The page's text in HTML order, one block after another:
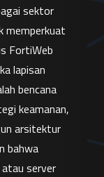
sektor
memperkuat
FortiWeb
lapisan
bencana
keamanan,
bahwa
server